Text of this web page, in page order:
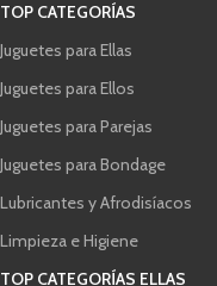
TOP CATEGORÍAS
Juguetes para Ellas
Juguetes para Ellos
Juguetes para Parejas
Juguetes para Bondage
Lubricantes y Afrodisíacos
Limpieza e Higiene
TOP CATEGORÍAS ELLAS